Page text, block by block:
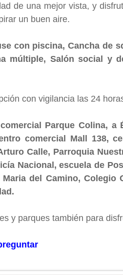
de una mejor vista, y
un buen aire.
con piscina, Cancha de
múltiple, Salón social y
con vigilancia las 24
Parque Colina, a
comercial Mall 138,
Calle, Parroquia
Nacional, escuela de
del Camino, Colegio
y parques también para